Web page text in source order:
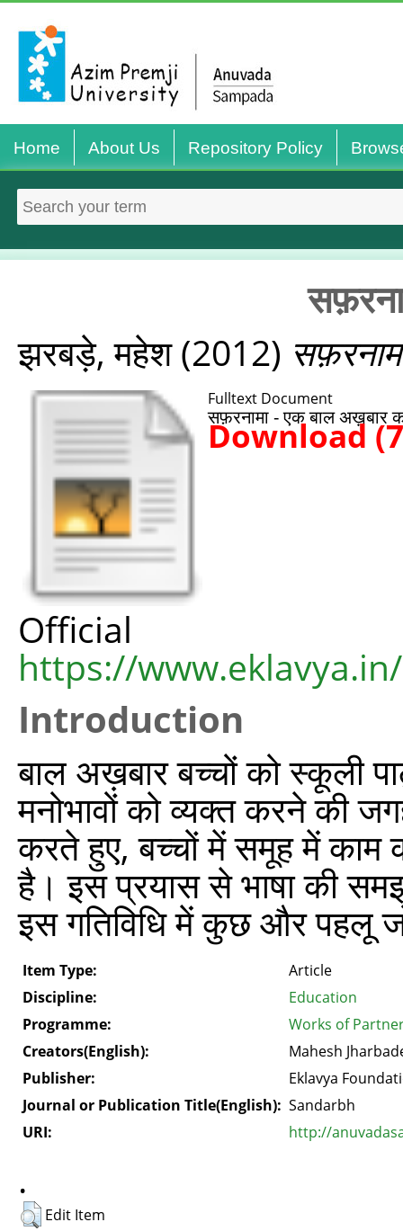
Home About Us Repository Policy
झरबड़े, महेश(2012)
Fulltext Document
सफ़रनामा - एक बाल अख़बार
Download
https://
Introduction
बाल अख़बार बच्चों को स्कूली
मनोभावों को व्यक्त करने की
करते हुए, बच्चों में समूह में काम
है। इस प्रयास से भाषा की
इस गतिविधि में कुछ और पहलू
Item Type:
Article
Discipline:
Education
Programme:
Works of
Creators(English):
Mahesh
Publisher:
Eklavya
Journal or Publication Title(English): Sandarbh
URI:
http://
.
Edit Item